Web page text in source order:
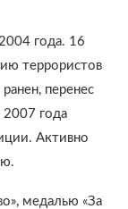
года. 16
террористов
перенес
2007 года
Активно
медалью «За